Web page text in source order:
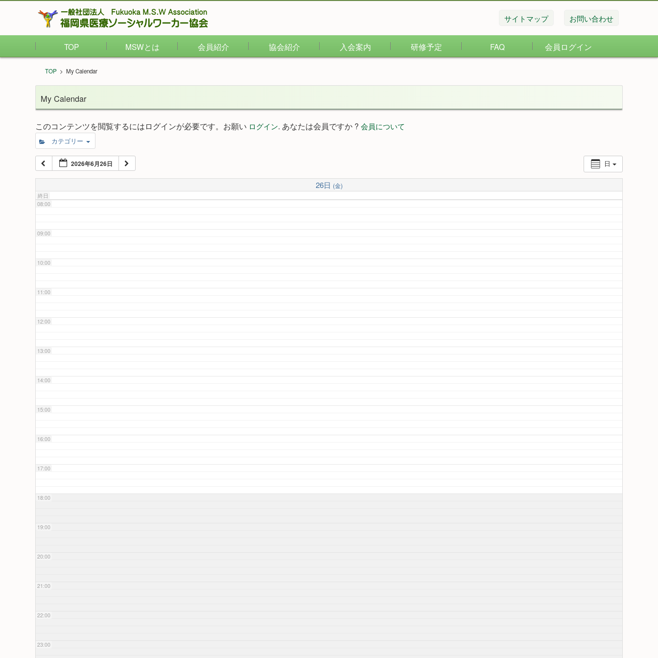
サイトマップ お問い合わせ
TOP MSWとは 会員紹介 協会紹介 入会案内 研修予定 FAQ 会員ログイン
TOP > My Calendar
My Calendar
このコンテンツを閲覧するにはログインが必要です。お願い ログイン. あなたは会員ですか ? 会員について
カテゴリー
日
2026年6月26日
26日 (金)
終日
02:00
03:00
04:00
06:00
08:00
09:00
10:00
11:00
12:00
13:00
14:00
15:00
16:00
17:00
18:00
19:00
20:00
21:00
22:00
23:00